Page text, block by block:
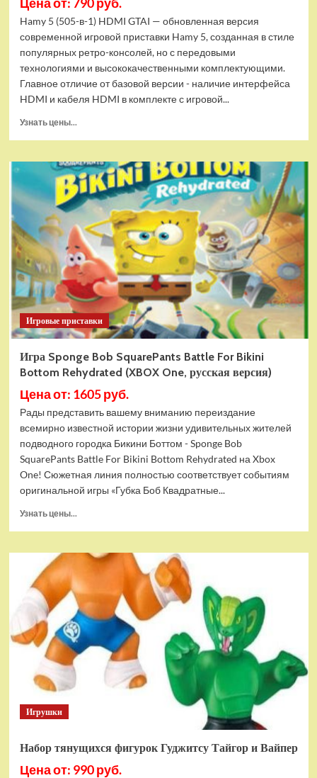
Hamy 5 (505-в-1) HDMI GTAI — обновленная версия
современной игровой приставки Hamy 5, созданная в стиле
популярных ретро-консолей, но с передовыми
технологиями и высококачественными комплектующими.
Главное отличие от базовой версии - наличие интерфейса
HDMI и кабеля HDMI в комплекте с игровой...
Узнать цены...
Игровая
приставка
Hamy
5
(505-
в-1)
HDMI
GTA
Игровые приставки
Игра Sponge Bob SquarePants Battle For Bikini
Bottom Rehydrated (XBOX One, русская версия)
Цена от: 1605 руб.
Рады представить вашему вниманию переиздание
всемирно известной истории жизни удивительных жителей
подводного городка Бикини Боттом - Sponge Bob
SquarePants Battle For Bikini Bottom Rehydrated на Xbox
One! Сюжетная линия полностью соответствует событиям
оригинальной игры «Губка Боб Квадратные...
Узнать цены...
Игра
Sponge
Bob
SquarePants
Battle
For
Bikini
Bottom
Rehydrated
(XBOX
Игрушки
Набор тянущихся фигурок Гуджитсу Тайгор и Вайпер
Цена от: 990 руб.